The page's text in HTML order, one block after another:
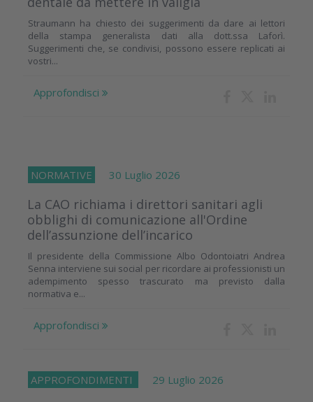
Straumann ha chiesto dei suggerimenti da dare ai lettori
della stampa generalista dati alla dott.ssa Laforì.
Suggerimenti che, se condivisi, possono essere replicati ai
vostri...
Approfondisci
NORMATIVE 30 Luglio 2026
La CAO richiama i direttori sanitari agli
obblighi di comunicazione all'Ordine
dell’assunzione dell’incarico
Il presidente della Commissione Albo Odontoiatri Andrea
Senna interviene sui social per ricordare ai professionisti un
adempimento spesso trascurato ma previsto dalla
normativa e...
Approfondisci
APPROFONDIMENTI 29 Luglio 2026